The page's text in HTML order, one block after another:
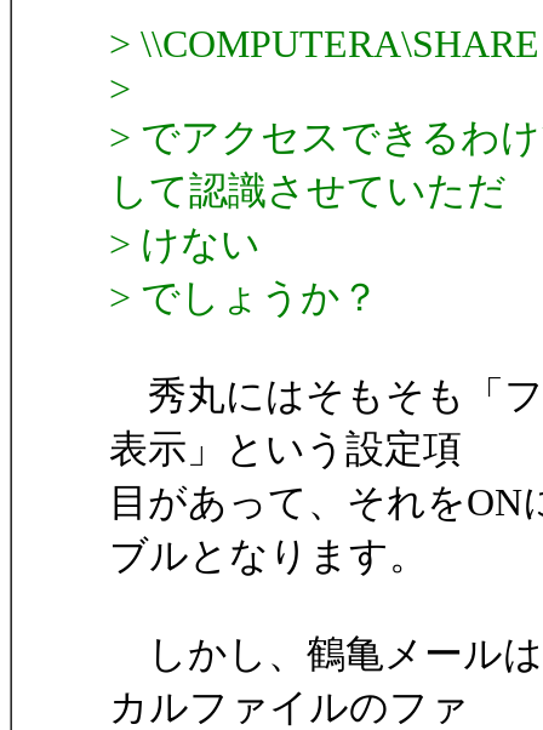
> \\COMPUTERA\SHARE
>
> でアクセスできるわ
して認識させていただ
> けない
> でしょうか？
秀丸にはそもそも「
表示」という設定項
目があって、それを
ブルとなります。
しかし、鶴亀メール
カルファイルのファ